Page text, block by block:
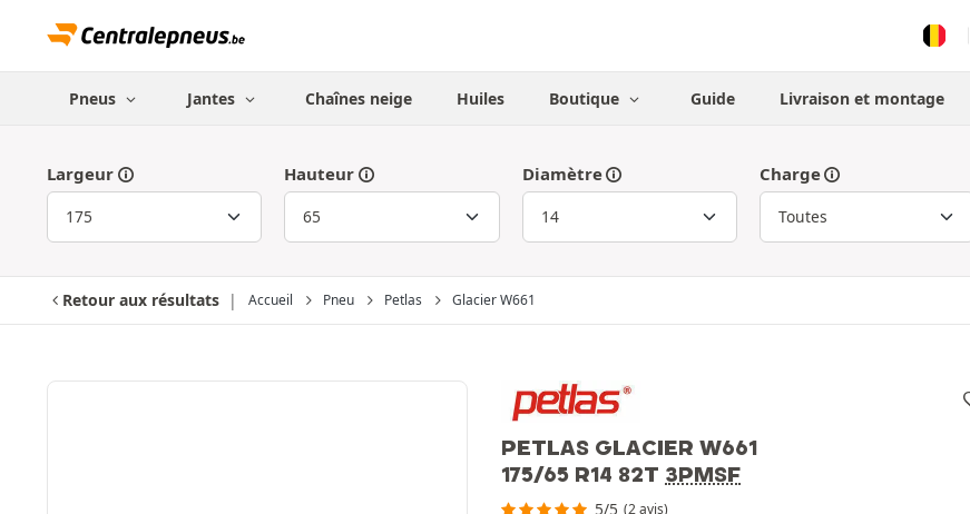
Pneus Jantes Chaînes neige Huiles Boutique Guide Livraison et montage
Largeur Hauteur Diamètre Charge
Retour aux résultats Accueil Pneu Petlas Glacier W661
PETLAS GLACIER W661
175/65 R14 82T 3PMSF
5/5 (2 avis)